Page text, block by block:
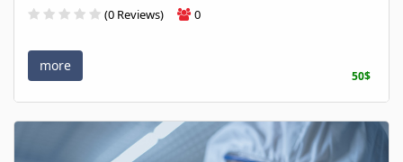
(0 Reviews) 0
more
50$